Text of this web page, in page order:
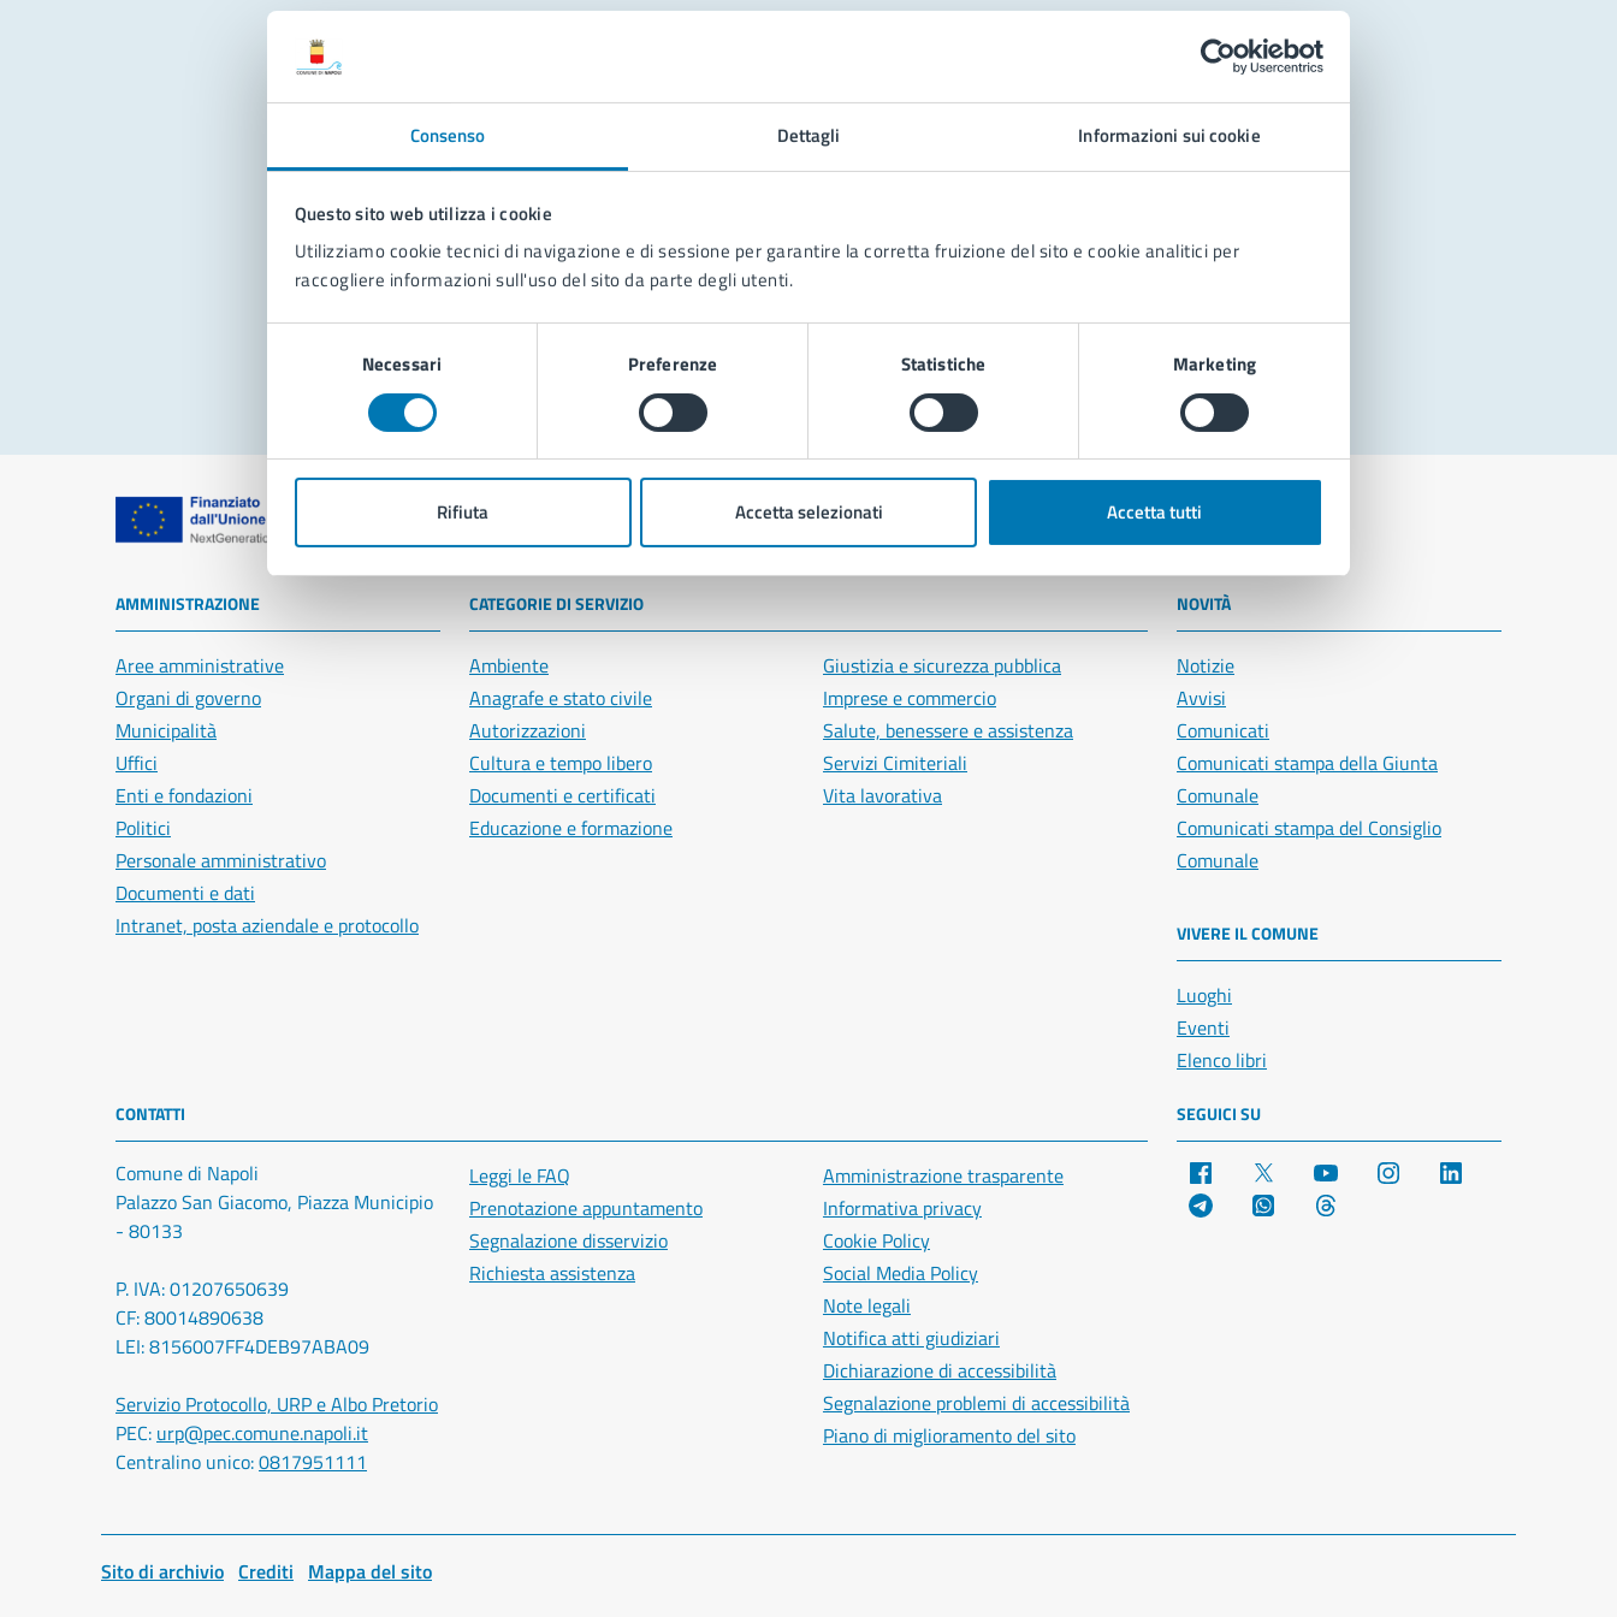
Consenso Dettagli Informazioni sui cookie
Questo sito web utilizza i cookie
Utilizziamo cookie tecnici di navigazione e di sessione per garantire la corretta fruizione del sito e cookie analitici per
raccogliere informazioni sull'uso del sito da parte degli utenti.
Necessari Preferenze Statistiche Marketing
Rifiuta Accetta selezionati Accetta tutti
Problemi in città
Segnala disservizio
Comune di Napoli
AMMINISTRAZIONE
Aree amministrative
Organi di governo
Municipalità
Uffici
Enti e fondazioni
Politici
Personale amministrativo
Documenti e dati
Intranet, posta aziendale e protocollo
CATEGORIE DI SERVIZIO
Ambiente
Anagrafe e stato civile
Autorizzazioni
Cultura e tempo libero
Documenti e certificati
Educazione e formazione
Giustizia e sicurezza pubblica
Imprese e commercio
Salute, benessere e assistenza
Servizi Cimiteriali
Vita lavorativa
NOVITÀ
Notizie
Avvisi
Comunicati
Comunicati stampa della Giunta
Comunale
Comunicati stampa del Consiglio
Comunale
VIVERE IL COMUNE
Luoghi
Eventi
Elenco libri
CONTATTI
Comune di Napoli
Palazzo San Giacomo, Piazza Municipio
- 80133
P. IVA: 01207650639
CF: 80014890638
LEI: 8156007FF4DEB97ABA09
Servizio Protocollo, URP e Albo Pretorio
PEC: urp@pec.comune.napoli.it
Centralino unico:0817951111
Leggi le FAQ
Prenotazione appuntamento
Segnalazione disservizio
Richiesta assistenza
Amministrazione trasparente
Informativa privacy
Cookie Policy
Social Media Policy
Note legali
Notifica atti giudiziari
Dichiarazione di accessibilità
Segnalazione problemi di accessibilità
Piano di miglioramento del sito
SEGUICI SU
Facebook YouTube Instagram
Telegram WhatsApp
Sito di archivio Crediti Mappa del sito